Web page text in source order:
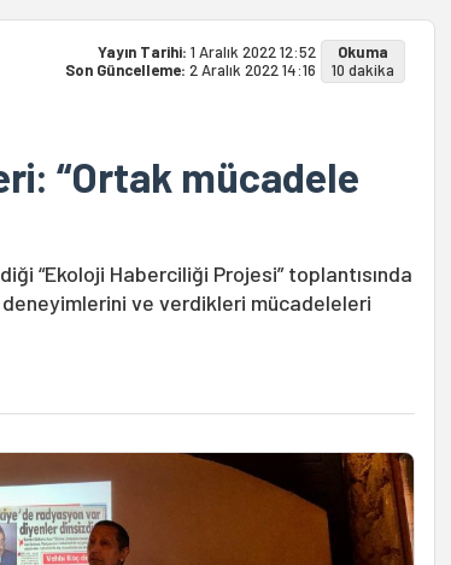
Yayın Tarihi: 1 Aralık 2022 12:52
Son Güncelleme: 2 Aralık 2022 14:16
Okuma
10 dakika
“Ortak mücadele
“Ekoloji Haberciliği Projesi” toplantısında
ve verdikleri mücadeleleri